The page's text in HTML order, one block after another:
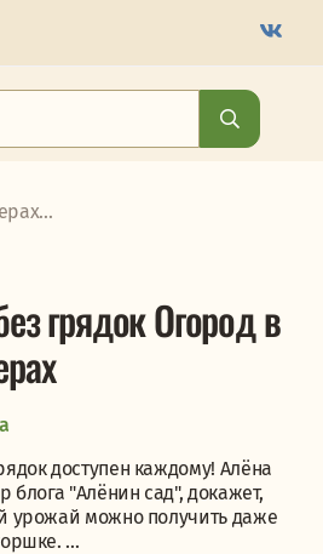
грядок Огород в
доступен каждому! Алёна
блога "Алёнин сад", докажет,
урожай можно получить даже
...